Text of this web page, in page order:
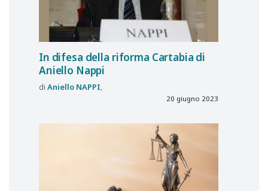
In difesa della riforma Cartabia di
Aniello Nappi
Aniello NAPPI
20 giugno 2023